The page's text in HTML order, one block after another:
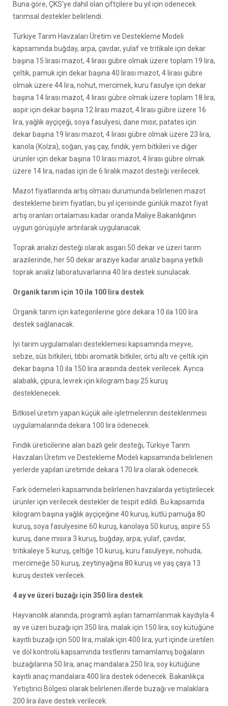
Buna göre, ÇKS’ye dahil olan çiftçilere bu yıl için ödenecek
tarımsal destekler belirlendi.
Türkiye Tarım Havzaları Üretim ve Destekleme Modeli
kapsamında buğday, arpa, çavdar, yulaf ve tritikale için dekar
başına 15 lirası mazot, 4 lirası gübre olmak üzere toplam 19 lira,
çeltik, pamuk için dekar başına 40 lirası mazot, 4 lirası gübre
olmak üzere 44 lira, nohut, mercimek, kuru fasulye için dekar
başına 14 lirası mazot, 4 lirası gübre olmak üzere toplam 18 lira,
aspir için dekar başına 12 lirası mazot, 4 lirası gübre üzere 16
lira, yağlık ayçiçeği, soya fasulyesi, dane mısır, patates için
dekar başına 19 lirası mazot, 4 lirası gübre olmak üzere 23 lira,
kanola (Kolza), soğan, yaş çay, fındık, yem bitkileri ve diğer
ürünler için dekar başına 10 lirası mazot, 4 lirası gübre olmak
üzere 14 lira, nadas için de 6 liralık mazot desteği verilecek.
Mazot fiyatlarında artış olması durumunda belirlenen mazot
destekleme birim fiyatları, bu yıl içerisinde günlük mazot fiyat
artış oranları ortalaması kadar oranda Maliye Bakanlığının
uygun görüşüyle artırılarak uygulanacak.
Toprak analizi desteği olarak asgari 50 dekar ve üzeri tarım
arazilerinde, her 50 dekar araziye kadar analiz başına yetkili
toprak analiz laboratuvarlarına 40 lira destek sunulacak.
Organik tarım için 10 ila 100 lira destek
Organik tarım için kategorilerine göre dekara 10 ila 100 lira
destek sağlanacak.
İyi tarım uygulamaları desteklemesi kapsamında meyve,
sebze, süs bitkileri, tıbbi aromatik bitkiler, örtü altı ve çeltik için
dekar başına 10 ila 150 lira arasında destek verilecek. Ayrıca
alabalık, çipura, levrek için kilogram başı 25 kuruş
desteklenecek.
Bitkisel üretim yapan küçük aile işletmelerinin desteklenmesi
uygulamalarında dekara 100 lira ödenecek.
Fındık üreticilerine alan bazlı gelir desteği, Türkiye Tarım
Havzaları Üretim ve Destekleme Modeli kapsamında belirlenen
yerlerde yapılan üretimde dekara 170 lira olarak ödenecek.
Fark ödemeleri kapsamında belirlenen havzalarda yetiştirilecek
ürünler için verilecek destekler de tespit edildi. Bu kapsamda
kilogram başına yağlık ayçiçeğine 40 kuruş, kütlü pamuğa 80
kuruş, soya fasulyesine 60 kuruş, kanolaya 50 kuruş, aspire 55
kuruş, dane mısıra 3 kuruş, buğday, arpa, yulaf, çavdar,
tritikaleye 5 kuruş, çeltiğe 10 kuruş, kuru fasulyeye, nohuda,
mercimeğe 50 kuruş, zeytinyağına 80 kuruş ve yaş çaya 13
kuruş destek verilecek.
4 ay ve üzeri buzağı için 350 lira destek
Hayvancılık alanında, programlı aşıları tamamlanmak kaydıyla 4
ay ve üzeri buzağı için 350 lira, malak için 150 lira, soy kütüğüne
kayıtlı buzağı için 500 lira, malak için 400 lira, yurt içinde üretilen
ve döl kontrolü kapsamında testlerini tamamlamış boğaların
buzağılarına 50 lira, anaç mandalara 250 lira, soy kütüğüne
kayıtlı anaç mandalara 400 lira destek ödenecek. Bakanlıkça
Yetiştirici Bölgesi olarak belirlenen illerde buzağı ve malaklara
200 lira ilave destek verilecek.